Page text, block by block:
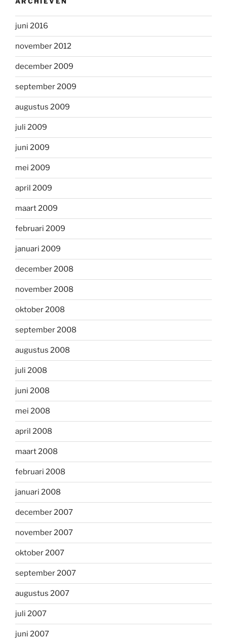
juni 2016
november 2012
december 2009
september 2009
augustus 2009
juli 2009
juni 2009
mei 2009
april 2009
maart 2009
februari 2009
januari 2009
december 2008
november 2008
oktober 2008
september 2008
augustus 2008
juli 2008
juni 2008
mei 2008
april 2008
maart 2008
februari 2008
januari 2008
december 2007
november 2007
oktober 2007
september 2007
augustus 2007
juli 2007
juni 2007